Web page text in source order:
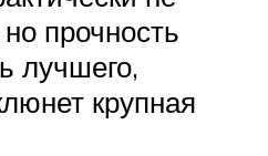
прочность
лучшего,
крупная